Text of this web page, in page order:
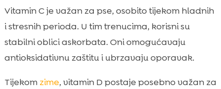
Vitamin C je važan za pse, osobito tijekom hladnih
i stresnih perioda. U tim trenucima, korisni su
stabilni oblici askorbata. Oni omogućavaju
antioksidativnu zaštitu i ubrzavaju oporavak.
Tijekom zime, vitamin D postaje posebno važan za